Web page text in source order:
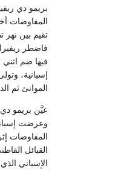
بريمو دي
المفاوضات
فاضطر
فيها ضم
إسبانية،
الموانئ ثم
عيَّن بريمو دي
وعرضت
المفاوضات
القبائل
الإسباني